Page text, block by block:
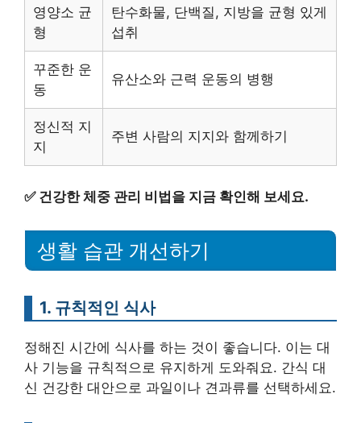
영양소 균
형
탄수화물, 단백질, 지방을 균형 있게
섭취
꾸준한 운
동
유산소와 근력 운동의 병행
정신적 지
지
주변 사람의 지지와 함께하기
✅ 건강한 체중 관리 비법을 지금 확인해 보세요.
생활 습관 개선하기
1. 규칙적인 식사
정해진 시간에 식사를 하는 것이 좋습니다. 이는 대
사 기능을 규칙적으로 유지하게 도와줘요. 간식 대
신 건강한 대안으로 과일이나 견과류를 선택하세요.